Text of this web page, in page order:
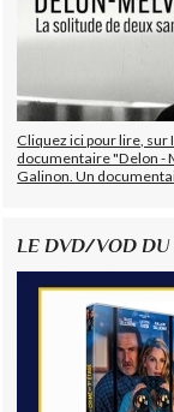
Cliquez ici pour lire,
documentaire "Delon -
Galinon. Un
LE DVD/VOD DU